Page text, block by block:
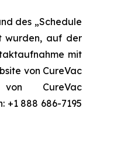
des „Schedule
wurden, auf der
mit
von CureVac
CureVac
+1 888 686-7195